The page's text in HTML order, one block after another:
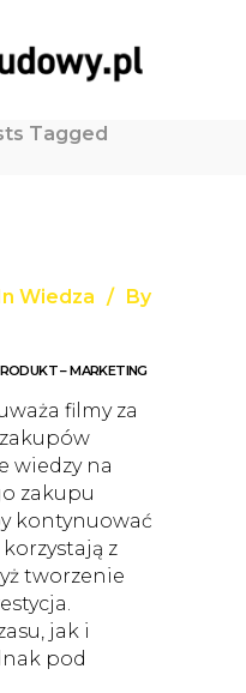
Tagged
Wiedza
By
– MARKETING
filmy za
wiedzy na
zakupu
kontynuować
z
tworzenie
jak i
pod